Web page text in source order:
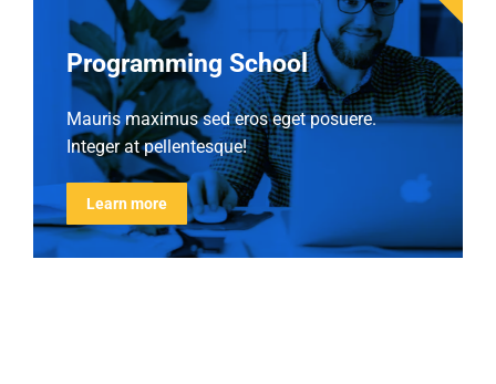
Programming School
Mauris maximus sed eros eget posuere.
Integer at pellentesque!
Learn more